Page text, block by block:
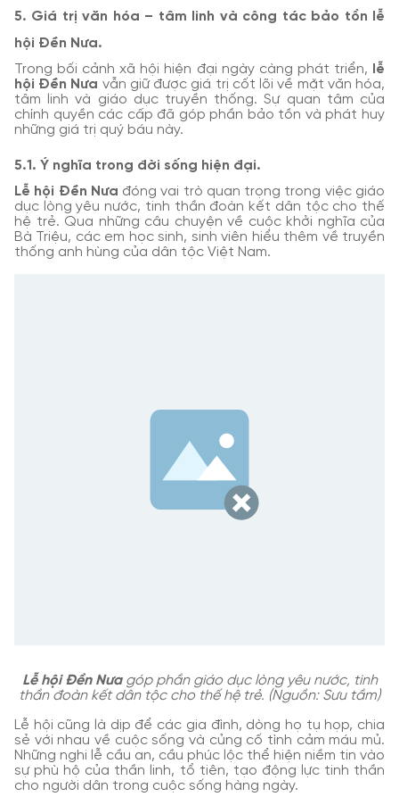
5. Giá trị văn hóa – tâm linh và công tác bảo tồn lễ
hội Đền Nưa.
Trong bối cảnh xã hội hiện đại ngày càng phát triển,
lễ
hội Đền Nưa vẫn giữ được giá trị cốt lõi về mặt văn hóa,
tâm linh và giáo dục truyền thống. Sự quan tâm của
chính quyền các cấp đã góp phần bảo tồn và phát huy
những giá trị quý báu này.
5.1. Ý nghĩa trong đời sống hiện đại.
Lễ hội Đền Nưa đóng vai trò quan trọng trong việc giáo
dục lòng yêu nước, tinh thần đoàn kết dân tộc cho thế
hệ trẻ. Qua những câu chuyện về cuộc khởi nghĩa của
Bà Triệu, các em học sinh, sinh viên hiểu thêm về truyền
thống anh hùng của dân tộc Việt Nam.
Lễ hội Đền Nưagóp phần giáo dục lòng yêu nước, tinh
thần đoàn kết dân tộc cho thế hệ trẻ. (Nguồn: Sưu tầm)
Lễ hội cũng là dịp để các gia đình, dòng họ tụ họp, chia
sẻ với nhau về cuộc sống và củng cố tình cảm máu mủ.
Những nghi lễ cầu an, cầu phúc lộc thể hiện niềm tin vào
sự phù hộ của thần linh, tổ tiên, tạo động lực tinh thần
cho người dân trong cuộc sống hàng ngày.